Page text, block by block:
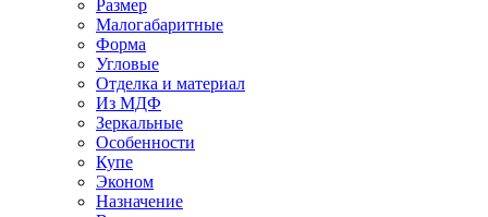
Размер
Малогабаритные
Форма
Угловые
Отделка и материал
Из МДФ
Зеркальные
Особенности
Купе
Эконом
Назначение